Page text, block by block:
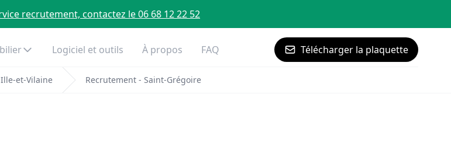
recrutement, contactez le 06 68 12 22 52
Logiciel et outils À propos FAQ Télécharger la plaquette
et-Vilaine Recrutement - Saint-Grégoire